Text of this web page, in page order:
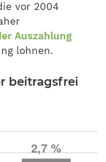
vor 2004
Auszahlung
lohnen.
beitragsfrei